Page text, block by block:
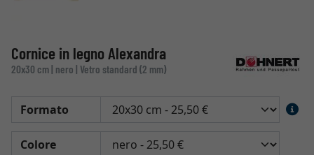
Cornice in legno Alexandra
20x30 cm | nero | Vetro standard (2 mm)
Formato
Colore